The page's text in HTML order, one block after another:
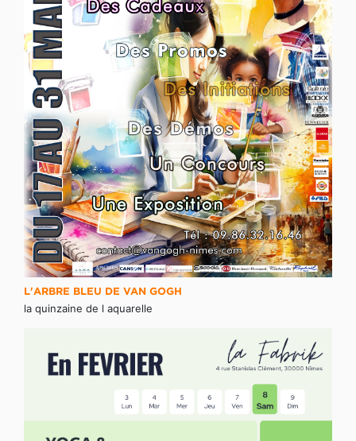
L'ARBRE BLEU DE VAN GOGH
la quinzaine de l aquarelle